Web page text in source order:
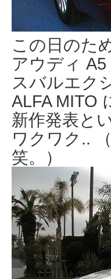
この日のた
アウディ
スバルエク
ALFA MITO
新作発表と
ワクワク..
笑。）